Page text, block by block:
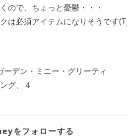
ので、ちょっと憂鬱・・・
は必須アイテムになりそうです
をフォローする